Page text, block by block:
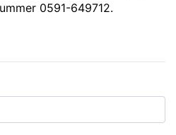
0591-649712.